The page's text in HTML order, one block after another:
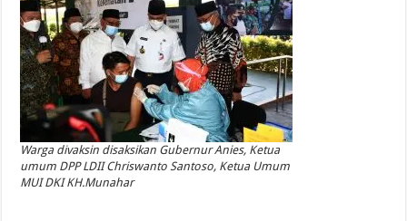
Warga divaksin disaksikan Gubernur Anies, Ketua
umum DPP LDII Chriswanto Santoso, Ketua Umum
MUI DKI KH.Munahar